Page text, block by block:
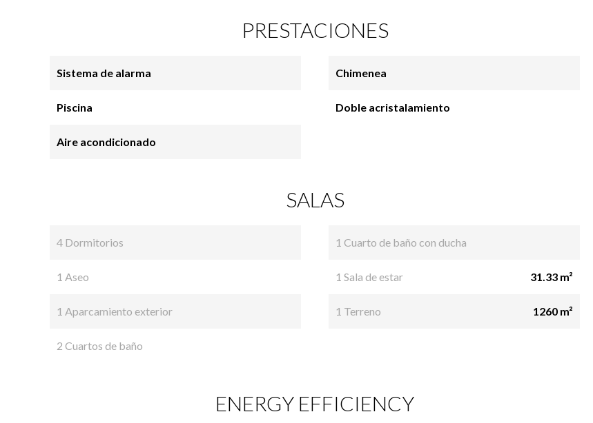
PRESTACIONES
Sistema de alarma
Piscina
Aire acondicionado
Chimenea
Doble acristalamiento
SALAS
4 Dormitorios
1 Aseo
1 Aparcamiento exterior
2 Cuartos de baño
1 Cuarto de baño con ducha
1 Sala de estar 31.33 m²
1 Terreno 1260 m²
ENERGY EFFICIENCY